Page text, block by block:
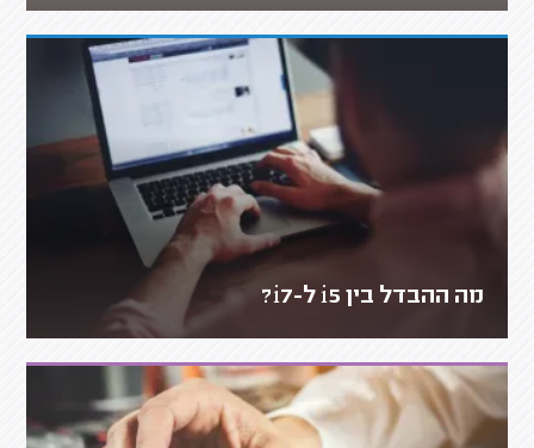
מה ההבדל בין i5 ל-i7?